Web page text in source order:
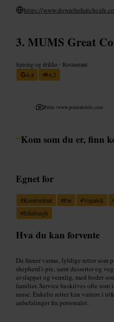
https://
MUMS Great
Spising og drikke • Restaurant
4,4
4,3
Bilde /www.pointahotels.com
“Kom som du er, finn
Egnet for
#Komfortmat #Pai #Vegansk
#Edinburgh
Hva du kan forvente
Du finner varme, fyldige retter som
shepherd's pie, samt desserter og
avslappet og vennlig, med boder
familier. Service beskrives ofte som
rause. Enkelte retter kan variere i
anbefalinger fra personalet.